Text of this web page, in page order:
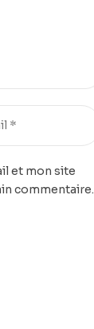
et mon site
commentaire.